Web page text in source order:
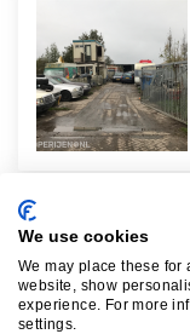
We use cookies
We may place these for
website, show
experience. For more
settings.